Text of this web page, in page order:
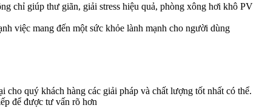
chỉ giúp thư giãn, giải stress hiệu quả, phòng xông hơi khô PV
việc mang đến một sức khỏe lành mạnh cho người dùng
quý khách hàng các giải pháp và chất lượng tốt nhất có thể.
để được tư vấn rõ hơn